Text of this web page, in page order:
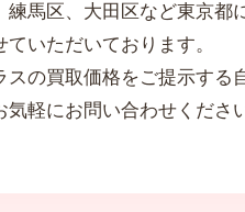
練馬区、大田区など東京
いただいております。
スの買取価格をご提示す
軽にお問い合わせくださ